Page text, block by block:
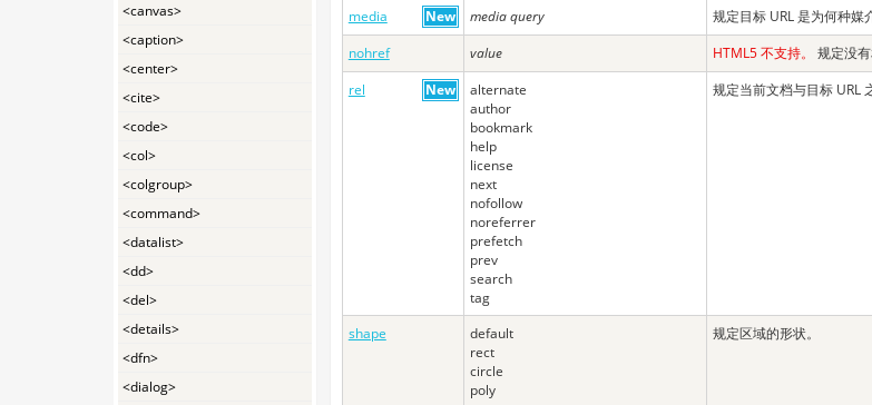
<canvas>
<caption>
<center>
<cite>
<code>
<col>
<colgroup>
<command>
<datalist>
<dd>
<del>
<details>
<dfn>
<dialog>
media
New media query
规定目标 URL 是为何种媒
nohref
value HTML5 不支持。
规定没有
rel
New
alternate
author
bookmark
help
license
next
nofollow
noreferrer
prefetch
prev
search
tag
规定当前文档与目标 URL
shape
default
rect
circle
poly
规定区域的形状。